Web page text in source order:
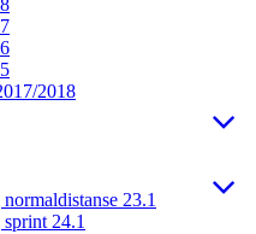
2018
23.1
24.1